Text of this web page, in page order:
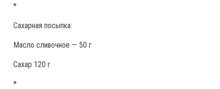
*
Сахарная посыпка:
Масло сливочное — 50 г
Сахар 120 г
*